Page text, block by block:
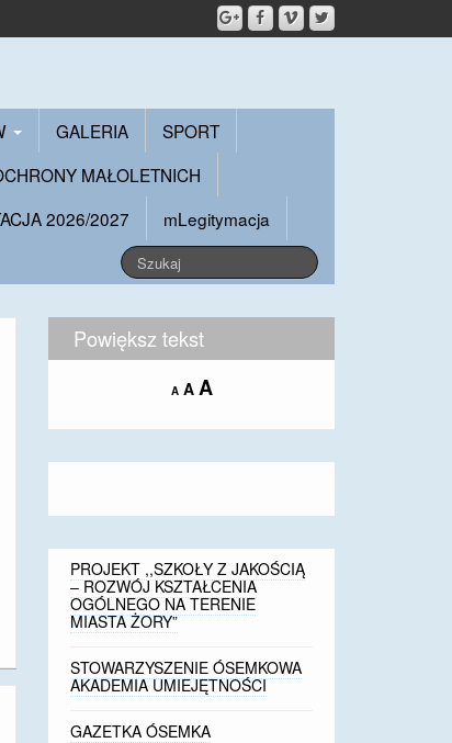
GALERIA
SPORT
MAŁOLETNICH
2026/2027 mLegitymacja
Powiększ tekst
ADecrease
size.
AReset
size.
AIncrease
size.
PROJEKT ,,SZKOŁY Z JAKOŚCIĄ
– ROZWÓJ KSZTAŁCENIA
OGÓLNEGO NA TERENIE
MIASTA ŻORY”
STOWARZYSZENIE ÓSEMKOWA
AKADEMIA UMIEJĘTNOŚCI
GAZETKA ÓSEMKA